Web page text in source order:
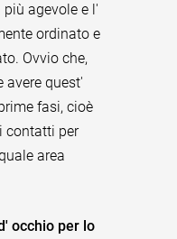
più agevole e l'
ordinato e
Ovvio che,
avere quest'
fasi, cioè
contatti per
area
occhio per lo